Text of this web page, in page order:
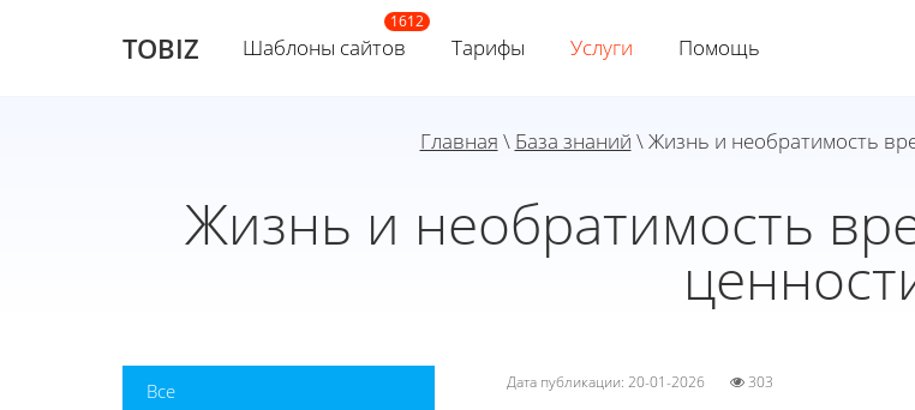
TOBIZ Шаблоны сайтов Тарифы Услуги Помощь
Главная \ База знаний \ Жизнь и необратимость
Жизнь и необратимость
Все Дата публикации: 20-01-2026 303